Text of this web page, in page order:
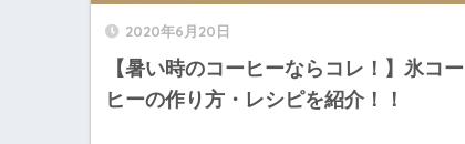
2020年6月20日
【暑い時のコーヒーならコレ！】氷コー
ヒーの作り方・レシピを紹介！！